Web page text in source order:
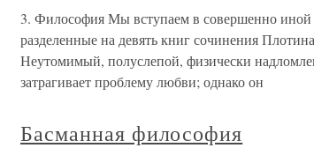
3. Философия Мы вступаем в совершенно
разделенные на девять книг сочинения
Неутомимый, полуслепой, физически
затрагивает проблему любви; однако он
Басманная философия